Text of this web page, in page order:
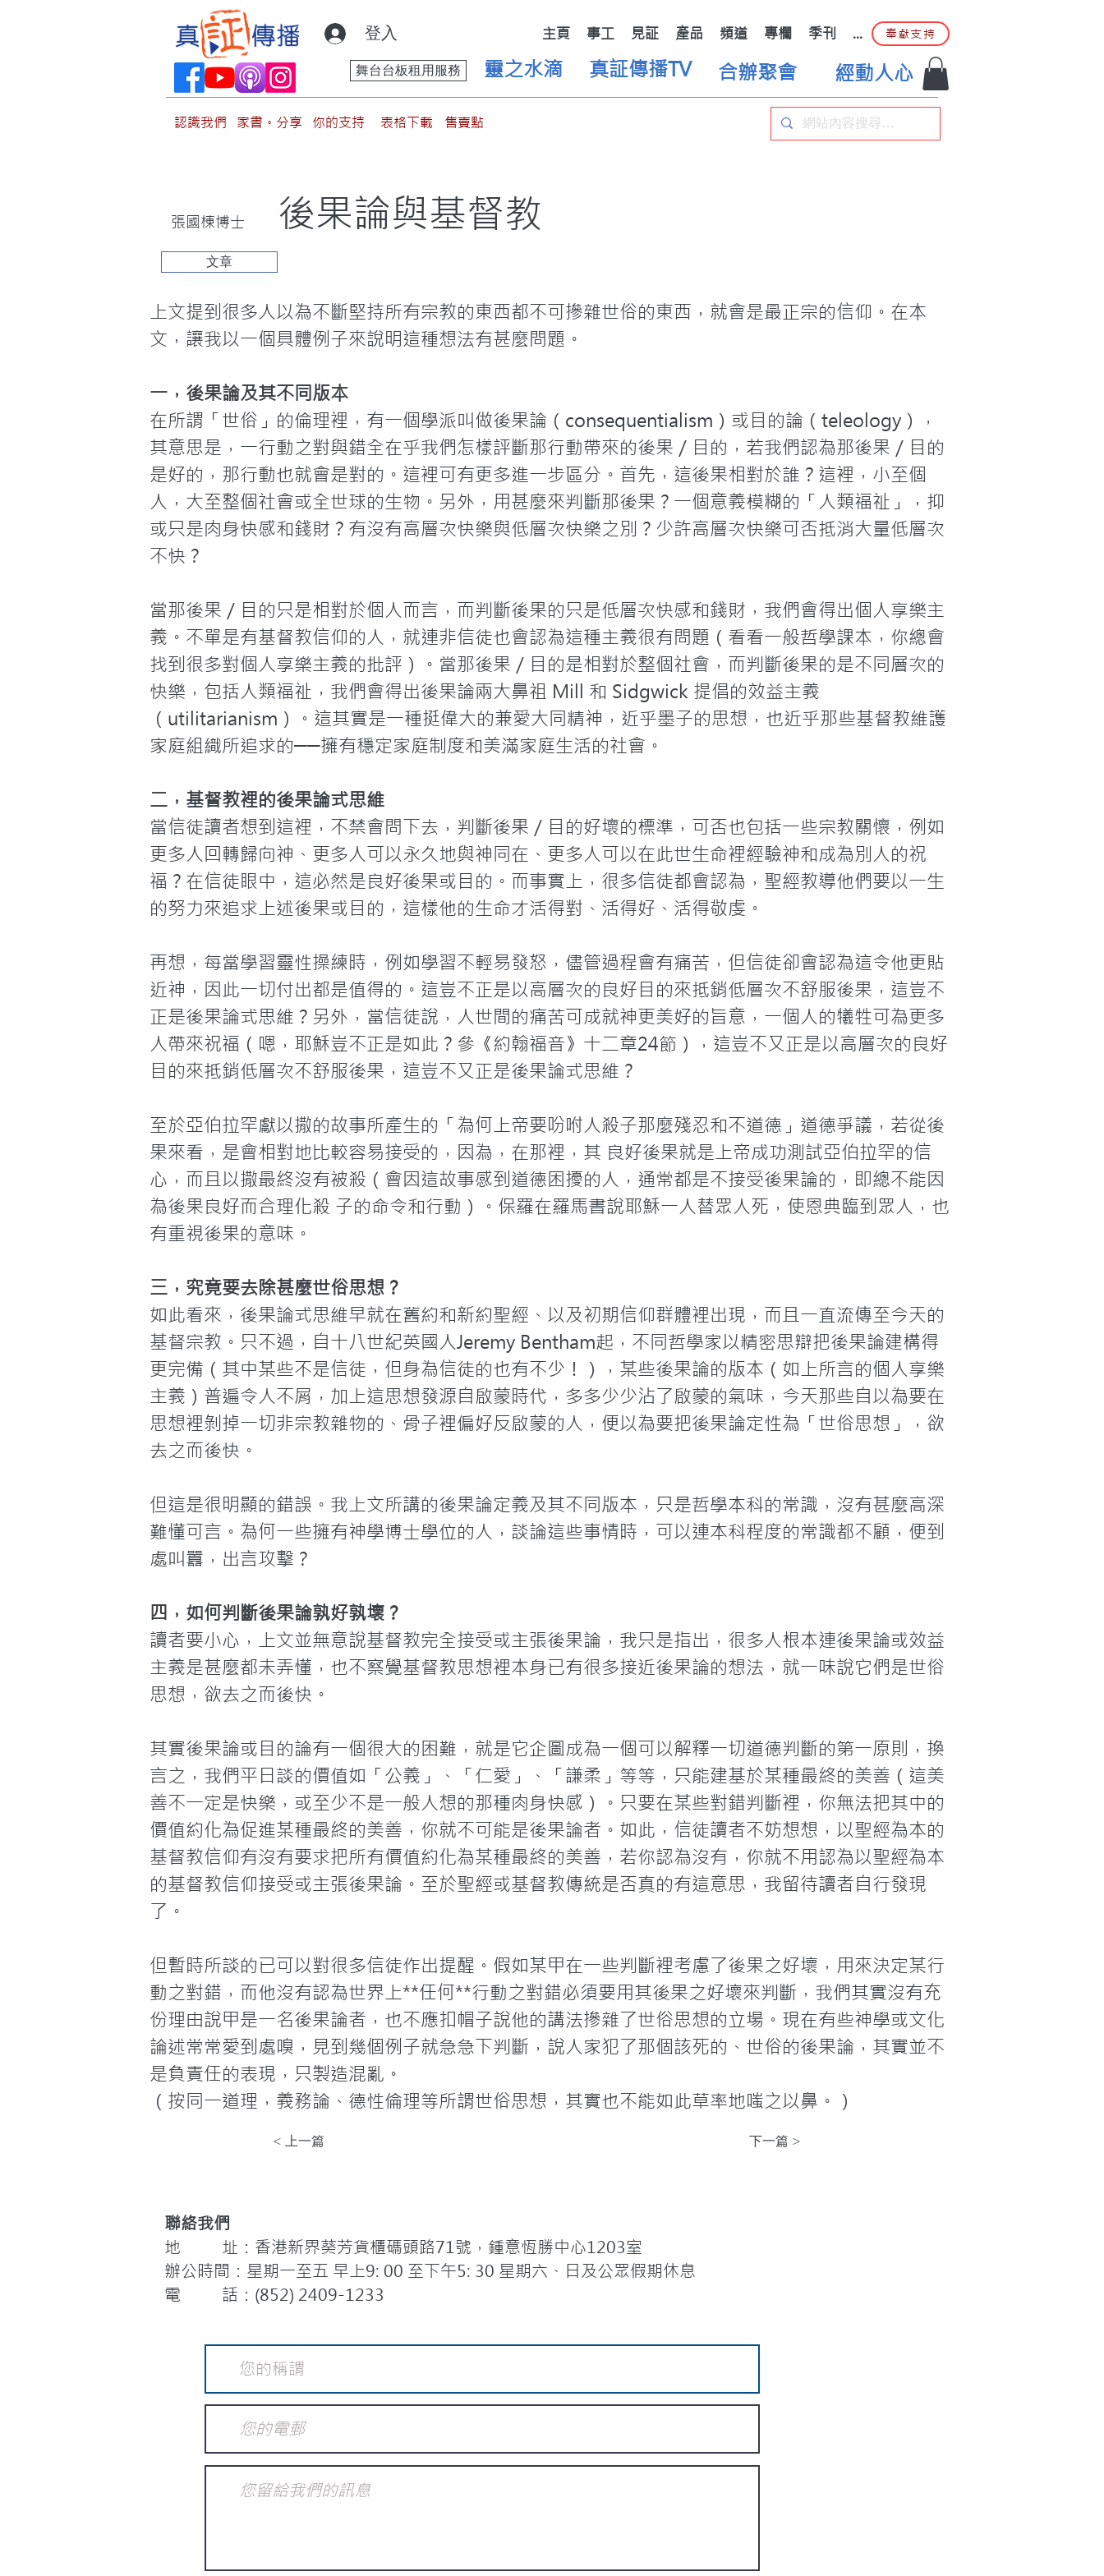
登入 主頁 事工 見証 產品 頻道 專欄 季刊 ... 奉獻支持
靈之水滴
舞台台板租用服務 真証傳播TV 合辦聚會 經動人心
認識我們 家書。分享 你的支持 表格下載 售賣點
張國棟博士 後果論與基督教
文章
上文提到很多人以為不斷堅持所有宗教的東西都不可摻雜世俗的東西，就會是最正宗的信仰。在本
文，讓我以一個具體例子來說明這種想法有甚麼問題。
一，後果論及其不同版本
在所謂「世俗」的倫理裡，有一個學派叫做後果論（consequentialism）或目的論（teleology），
其意思是，一行動之對與錯全在乎我們怎樣評斷那行動帶來的後果／目的，若我們認為那後果／目的
是好的，那行動也就會是對的。這裡可有更多進一步區分。首先，這後果相對於誰？這裡，小至個
人，大至整個社會或全世球的生物。另外，用甚麼來判斷那後果？一個意義模糊的「人類福祉」，抑
或只是肉身快感和錢財？有沒有高層次快樂與低層次快樂之別？少許高層次快樂可否抵消大量低層次
不快？
當那後果／目的只是相對於個人而言，而判斷後果的只是低層次快感和錢財，我們會得出個人享樂主
義。不單是有基督教信仰的人，就連非信徒也會認為這種主義很有問題（看看一般哲學課本，你總會
找到很多對個人享樂主義的批評）。當那後果／目的是相對於整個社會，而判斷後果的是不同層次的
快樂，包括人類福祉，我們會得出後果論兩大鼻祖 Mill 和 Sidgwick 提倡的效益主義
（utilitarianism）。這其實是一種挺偉大的兼愛大同精神，近乎墨子的思想，也近乎那些基督教維護
家庭組織所追求的──擁有穩定家庭制度和美滿家庭生活的社會。
二，基督教裡的後果論式思維
當信徒讀者想到這裡，不禁會問下去，判斷後果／目的好壞的標準，可否也包括一些宗教關懷，例如
更多人回轉歸向神、更多人可以永久地與神同在、更多人可以在此世生命裡經驗神和成為別人的祝
福？在信徒眼中，這必然是良好後果或目的。而事實上，很多信徒都會認為，聖經教導他們要以一生
的努力來追求上述後果或目的，這樣他的生命才活得對、活得好、活得敬虔。
再想，每當學習靈性操練時，例如學習不輕易發怒，儘管過程會有痛苦，但信徒卻會認為這令他更貼
近神，因此一切付出都是值得的。這豈不正是以高層次的良好目的來抵銷低層次不舒服後果，這豈不
正是後果論式思維？另外，當信徒說，人世間的痛苦可成就神更美好的旨意，一個人的犧牲可為更多
人帶來祝福（嗯，耶穌豈不正是如此？參《約翰福音》十二章24節），這豈不又正是以高層次的良好
目的來抵銷低層次不舒服後果，這豈不又正是後果論式思維？
至於亞伯拉罕獻以撒的故事所產生的「為何上帝要吩咐人殺子那麼殘忍和不道德」道德爭議，若從後
果來看，是會相對地比較容易接受的，因為，在那裡，其 良好後果就是上帝成功測試亞伯拉罕的信
心，而且以撒最終沒有被殺（會因這故事感到道德困擾的人，通常都是不接受後果論的，即總不能因
為後果良好而合理化殺 子的命令和行動）。保羅在羅馬書說耶穌一人替眾人死，使恩典臨到眾人，也
有重視後果的意味。
三，究竟要去除甚麼世俗思想？
如此看來，後果論式思維早就在舊約和新約聖經、以及初期信仰群體裡出現，而且一直流傳至今天的
基督宗教。只不過，自十八世紀英國人Jeremy Bentham起，不同哲學家以精密思辯把後果論建構得
更完備（其中某些不是信徒，但身為信徒的也有不少！），某些後果論的版本（如上所言的個人享樂
主義）普遍令人不屑，加上這思想發源自啟蒙時代，多多少少沾了啟蒙的氣味，今天那些自以為要在
思想裡剝掉一切非宗教雜物的、骨子裡偏好反啟蒙的人，便以為要把後果論定性為「世俗思想」，欲
去之而後快。
但這是很明顯的錯誤。我上文所講的後果論定義及其不同版本，只是哲學本科的常識，沒有甚麼高深
難懂可言。為何一些擁有神學博士學位的人，談論這些事情時，可以連本科程度的常識都不顧，便到
處叫囂，出言攻擊？
四，如何判斷後果論孰好孰壞？
讀者要小心，上文並無意說基督教完全接受或主張後果論，我只是指出，很多人根本連後果論或效益
主義是甚麼都未弄懂，也不察覺基督教思想裡本身已有很多接近後果論的想法，就一味說它們是世俗
思想，欲去之而後快。
其實後果論或目的論有一個很大的困難，就是它企圖成為一個可以解釋一切道德判斷的第一原則，換
言之，我們平日談的價值如「公義」、「仁愛」、「謙柔」等等，只能建基於某種最終的美善（這美
善不一定是快樂，或至少不是一般人想的那種肉身快感）。只要在某些對錯判斷裡，你無法把其中的
價值約化為促進某種最終的美善，你就不可能是後果論者。如此，信徒讀者不妨想想，以聖經為本的
基督教信仰有沒有要求把所有價值約化為某種最終的美善，若你認為沒有，你就不用認為以聖經為本
的基督教信仰接受或主張後果論。至於聖經或基督教傳統是否真的有這意思，我留待讀者自行發現
了。
但暫時所談的已可以對很多信徒作出提醒。假如某甲在一些判斷裡考慮了後果之好壞，用來決定某行
動之對錯，而他沒有認為世界上**任何**行動之對錯必須要用其後果之好壞來判斷，我們其實沒有充
份理由說甲是一名後果論者，也不應扣帽子說他的講法摻雜了世俗思想的立場。現在有些神學或文化
論述常常愛到處嗅，見到幾個例子就急急下判斷，說人家犯了那個該死的、世俗的後果論，其實並不
是負責任的表現，只製造混亂。
（按同一道理，義務論、德性倫理等所謂世俗思想，其實也不能如此草率地嗤之以鼻。）
< 上一篇 下一篇 >
聯絡我們
地 址：香港新界葵芳貨櫃碼頭路71號，鍾意恆勝中心1203室
辦公時間：星期一至五 早上9: 00 至下午5: 30 星期六、日及公眾假期休息
電 話：(852) 2409-1233